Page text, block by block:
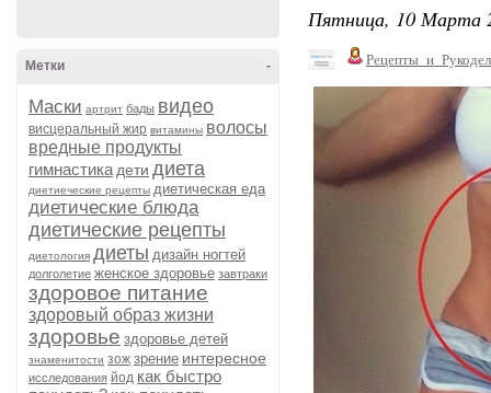
-
Метки
Маски артрит бады видео
висцеральный жир витамины волосы
вредные продукты
гимнастика дети диета
диетиеческие рецепты диетическая еда
диетические блюда
диетические рецепты
диетология диеты дизайн ногтей
долголетие женское здоровье завтраки
здоровое питание
здоровый образ жизни
здоровье здоровье детей
знаменитости зож зрение интересное
исследования йод как быстро
Пятница, 10 Марта